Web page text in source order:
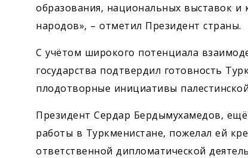
образования, национальных выставок
народов», – отметил Президент страны.
С учётом широкого потенциала
государства подтвердил готовность
плодотворные инициативы
Президент Сердар Бердымухамедов,
работы в Туркменистане, пожелал ей
ответственной дипломатической